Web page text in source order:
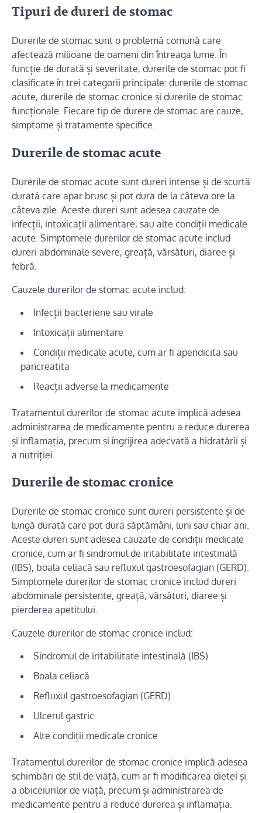
Tipuri de dureri de stomac
Durerile de stomac sunt o problemă comună care
afectează milioane de oameni din întreaga lume. În
funcție de durată și severitate, durerile de stomac pot fi
clasificate în trei categorii principale: durerile de stomac
acute, durerile de stomac cronice și durerile de stomac
funcționale. Fiecare tip de durere de stomac are cauze,
simptome și tratamente specifice.
Durerile de stomac acute
Durerile de stomac acute sunt dureri intense și de scurtă
durată care apar brusc și pot dura de la câteva ore la
câteva zile. Aceste dureri sunt adesea cauzate de
infecții, intoxicații alimentare, sau alte condiții medicale
acute. Simptomele durerilor de stomac acute includ
dureri abdominale severe, greață, vărsături, diaree și
febră.
Cauzele durerilor de stomac acute includ:
Infecții bacteriene sau virale
Intoxicații alimentare
Condiții medicale acute, cum ar fi apendicita sau
pancreatita
Reacții adverse la medicamente
Tratamentul durerilor de stomac acute implică adesea
administrarea de medicamente pentru a reduce durerea
și inflamația, precum și îngrijirea adecvată a hidratării și
a nutriției.
Durerile de stomac cronice
Durerile de stomac cronice sunt dureri persistente și de
lungă durată care pot dura săptămâni, luni sau chiar ani.
Aceste dureri sunt adesea cauzate de condiții medicale
cronice, cum ar fi sindromul de iritabilitate intestinală
(IBS), boala celiacă sau refluxul gastroesofagian (GERD).
Simptomele durerilor de stomac cronice includ dureri
abdominale persistente, greață, vărsături, diaree și
pierderea apetitului.
Cauzele durerilor de stomac cronice includ:
Sindromul de iritabilitate intestinală (IBS)
Boala celiacă
Refluxul gastroesofagian (GERD)
Ulcerul gastric
Alte condiții medicale cronice
Tratamentul durerilor de stomac cronice implică adesea
schimbări de stil de viață, cum ar fi modificarea dietei și
a obiceiurilor de viață, precum și administrarea de
medicamente pentru a reduce durerea și inflamația.